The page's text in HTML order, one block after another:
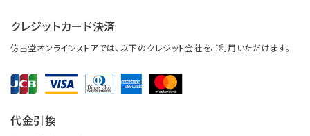
クレジットカード決済
仿古堂オンラインストアでは、以下のクレジット会社をご利用いただけます。
代金引換